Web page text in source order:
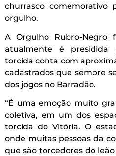
churrasco comemorativo
orgulho.
A Orgulho Rubro-Negro
atualmente é presidida
torcida conta com
cadastrados que sempre
dos jogos no Barradão.
“É uma emoção muito
coletiva, em um dos
torcida do Vitória. O
onde muitas pessoas da
que são torcedores do